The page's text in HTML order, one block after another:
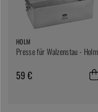
HOLM
Presse für Walzenstau - Holm
59 €